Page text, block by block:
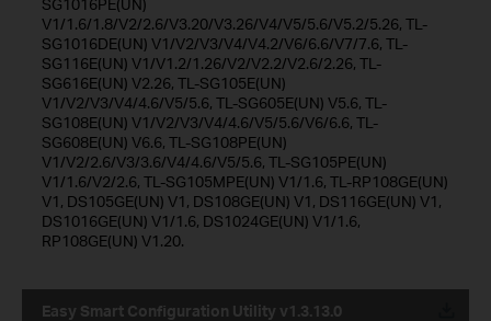
V1/1.6/1.8/V2/2.6/V3.20/V3.26/V4/V5/5.6/V5.2/5.26, TL-
SG1016DE(UN) V1/V2/V3/V4/V4.2/V6/6.6/V7/7.6, TL-
SG116E(UN) V1/V1.2/1.26/V2/V2.2/V2.6/2.26, TL-
SG616E(UN) V2.26, TL-SG105E(UN)
V1/V2/V3/V4/4.6/V5/5.6, TL-SG605E(UN) V5.6, TL-
SG108E(UN) V1/V2/V3/V4/4.6/V5/5.6/V6/6.6, TL-
SG608E(UN) V6.6, TL-SG108PE(UN)
V1/V2/2.6/V3/3.6/V4/4.6/V5/5.6, TL-SG105PE(UN)
V1/1.6/V2/2.6, TL-SG105MPE(UN) V1/1.6, TL-RP108GE(UN)
V1, DS105GE(UN) V1, DS108GE(UN) V1, DS116GE(UN) V1,
DS1016GE(UN) V1/1.6, DS1024GE(UN) V1/1.6,
RP108GE(UN) V1.20.
Easy Smart Configuration Utility v1.3.13.0